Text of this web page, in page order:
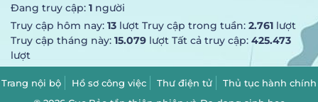
Đang truy cập: 1 người
Truy cập hôm nay: 13 lượt Truy cập trong tuần: 2.761 lượt
Truy cập tháng này: 15.079 lượt Tất cả truy cập: 425.473
lượt
Trang nội bộ Hồ sơ công việc Thư điện tử
Thủ tục hành chính